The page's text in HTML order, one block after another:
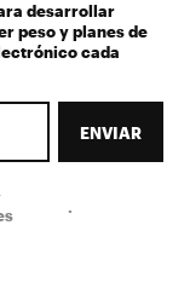
desarrollar
peso y planes de
cada
ENVIAR